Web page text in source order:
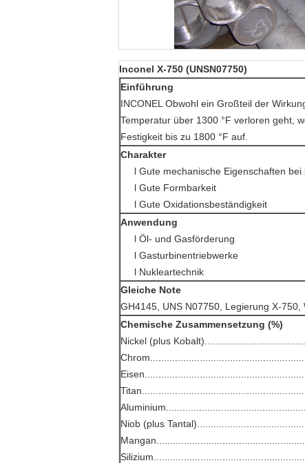
Inconel X-750 (UNSN07750)
Einführung
INCONEL Obwohl ein Großteil der
Temperatur über 1300 °F verloren geht,
Festigkeit bis zu 1800 °F auf.
Charakter
l Gute mechanische Eigenschaften
l Gute Formbarkeit
l Gute Oxidationsbeständigkeit
Anwendung
l Öl- und Gasförderung
l Gasturbinentriebwerke
l Nukleartechnik
Gleiche Note
GH4145, UNS N07750, Legierung X-750,
Chemische Zusammensetzung (%)
Nickel (plus
Niob (plus